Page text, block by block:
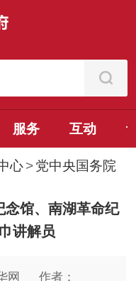
服务 互动
心 > 党中央国务院
念馆、南湖革命纪
讲解员
网 作者：